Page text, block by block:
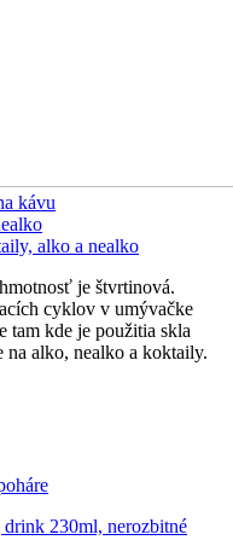
kávu
alko a nealko
je štvrtinová.
cyklov v umývačke
tam kde je použitia skla
na alko, nealko a koktaily.